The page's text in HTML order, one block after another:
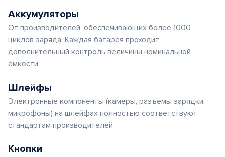
Аккумуляторы
От производителей, обеспечивающих более 1000
циклов заряда. Каждая батарея проходит
дополнительный контроль величины номинальной
емкости
Шлейфы
Электронные компоненты (камеры, разъемы зарядки,
микрофоны) на шлейфах полностью соответствуют
стандартам производителей
Кнопки